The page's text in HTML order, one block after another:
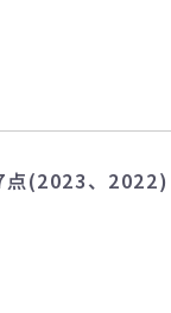
点(2023、2022)